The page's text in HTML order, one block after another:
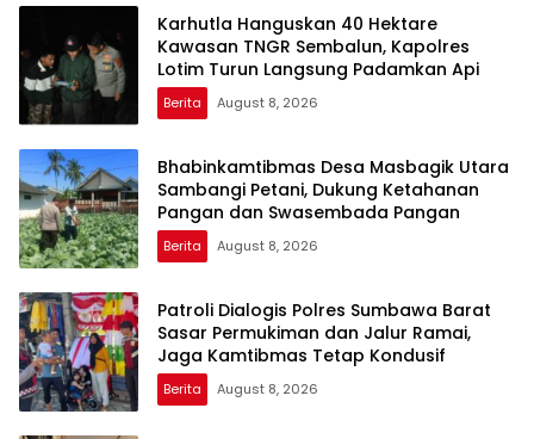
Karhutla Hanguskan 40 Hektare
Kawasan TNGR Sembalun, Kapolres
Lotim Turun Langsung Padamkan Api
Berita August 8, 2026
Bhabinkamtibmas Desa Masbagik Utara
Sambangi Petani, Dukung Ketahanan
Pangan dan Swasembada Pangan
Berita August 8, 2026
Patroli Dialogis Polres Sumbawa Barat
Sasar Permukiman dan Jalur Ramai,
Jaga Kamtibmas Tetap Kondusif
Berita August 8, 2026